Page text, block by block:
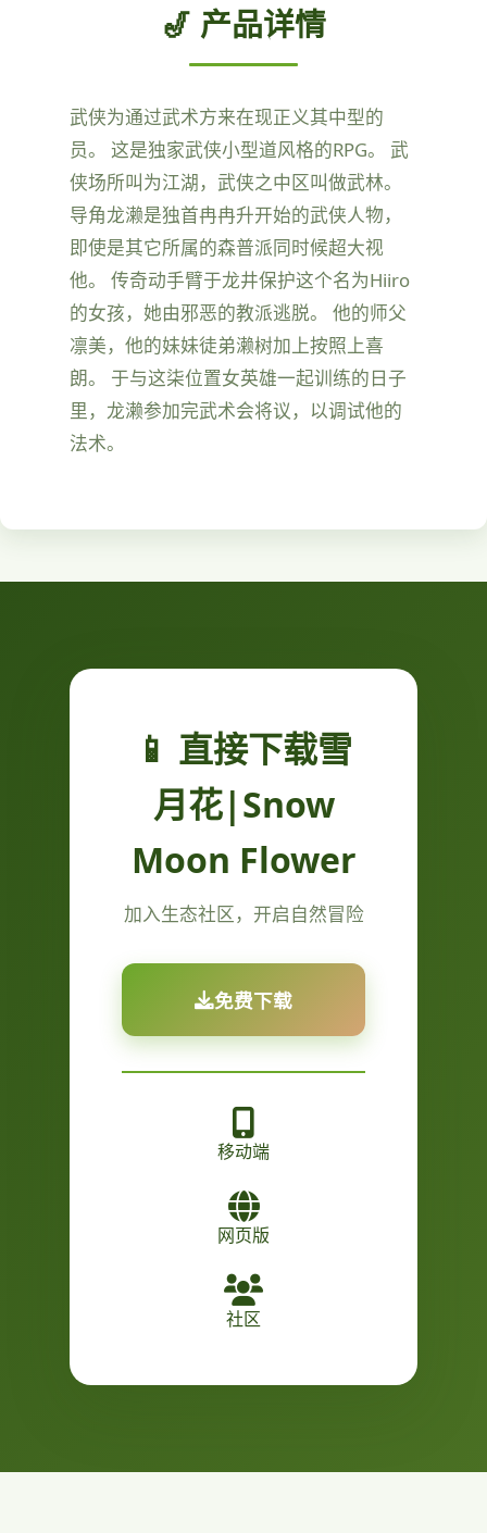
🎷 产品详情
武侠为通过武术方来在现正义其中型的
员。 这是独家武侠小型道风格的RPG。 武
侠场所叫为江湖，武侠之中区叫做武林。
导角龙濑是独首冉冉升开始的武侠人物，
即使是其它所属的森普派同时候超大视
他。 传奇动手臂于龙井保护这个名为Hiiro
的女孩，她由邪恶的教派逃脱。 他的师父
凛美，他的妹妹徒弟濑树加上按照上喜
朗。 于与这柒位置女英雄一起训练的日子
里，龙濑参加完武术会将议，以调试他的
法术。
📱 直接下载雪
月花|Snow
Moon Flower
加入生态社区，开启自然冒险
免费下载
移动端
网页版
社区